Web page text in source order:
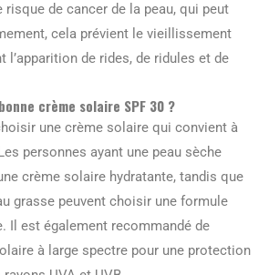
de cancer de la peau, qui peut
cela prévient le vieillissement
l’apparition de rides, de ridules et de
crème solaire SPF 30 ?
une crème solaire qui convient à
personnes ayant une peau sèche
crème solaire hydratante, tandis que
grasse peuvent choisir une formule
Il est également recommandé de
à large spectre pour une protection